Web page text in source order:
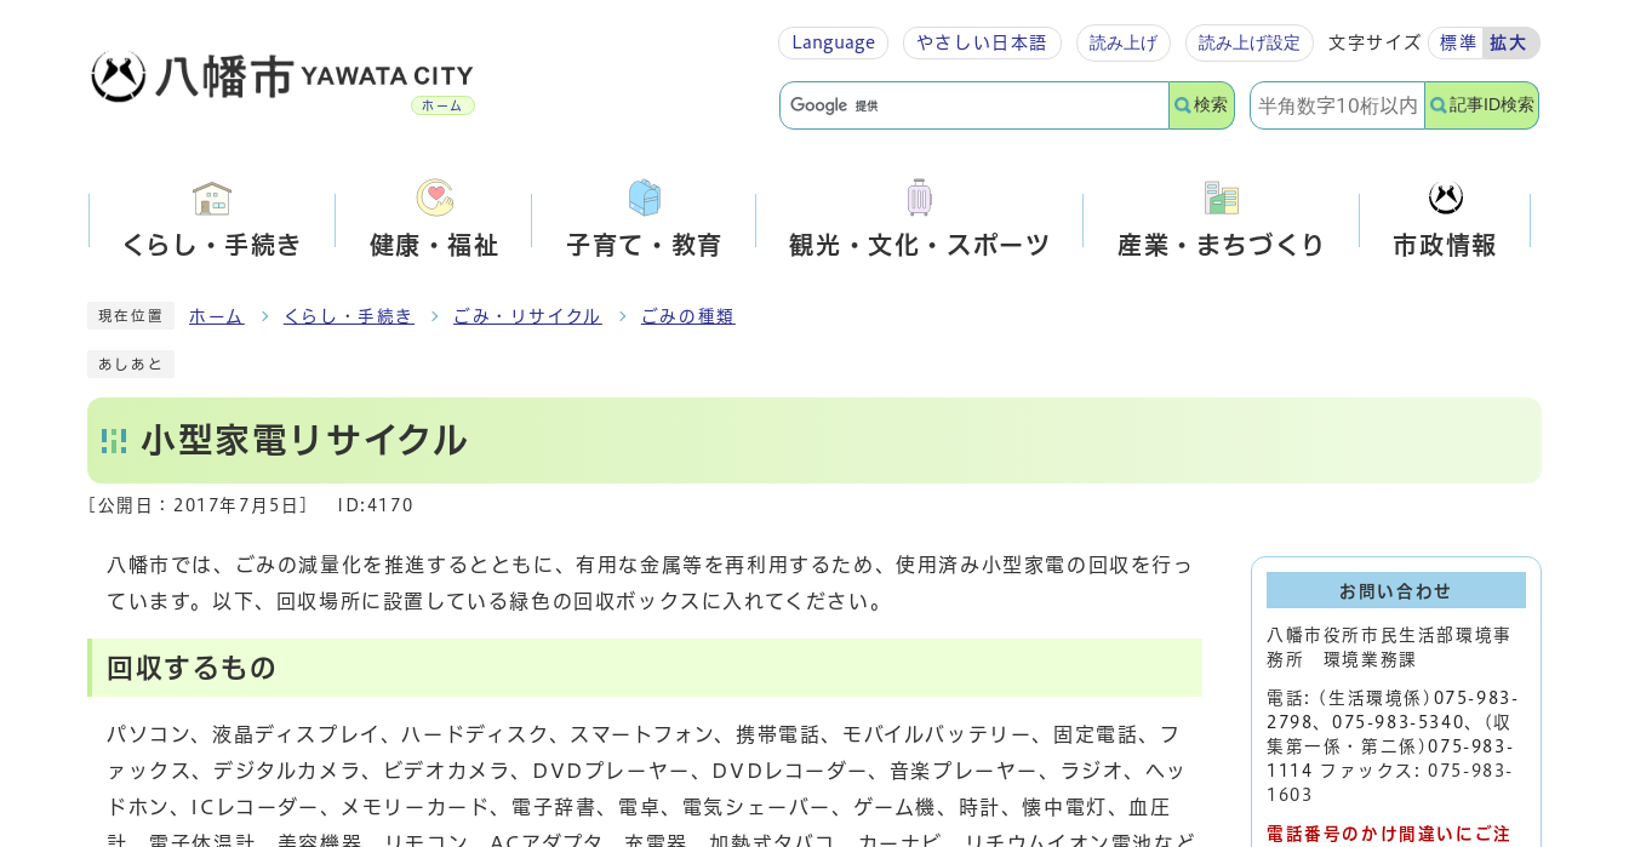
ホーム
Language やさしい 日本語 読み上げ 読み上げ設定 文字サイズ 標準 拡大
検索 記事ID検索
くらし・手続き 健康・福祉 子育て・教育 観光・文化・スポーツ 産業・まちづくり 市政情報
現在位置 ホーム くらし・手続き ごみ・リサイクル ごみの種類
あしあと
小型家電リサイクル
[公開日： 2017年7月5日 ID:4170
八幡市では、ごみの減量化を推進するとともに、有用な金属等を再利用するため、使用済み小型家電の回収を行っ
ています。以下、回収場所に設置している緑色の回収ボックスに入れてください。
回収するもの
パソコン、液晶ディスプレイ、ハードディスク、スマートフォン、携帯電話、モバイルバッテリー、固定電話、フ
ァックス、デジタルカメラ、ビデオカメラ、DVDプレーヤー、DVDレコーダー、音楽プレーヤー、ラジオ、ヘッ
ドホン、ICレコーダー、メモリーカード、電子辞書、電卓、電気シェーバー、ゲーム機、時計、懐中電灯、血圧
お問い合わせ
八幡市役所市民生活部環境事
務所 環境業務課
電話: (生活環境係) 075-983-
2798、075-983-5340、(収
集第一係・第二係)075-983-
1114 ファックス: 075-983-
1603
電話番号のかけ間違いにご注